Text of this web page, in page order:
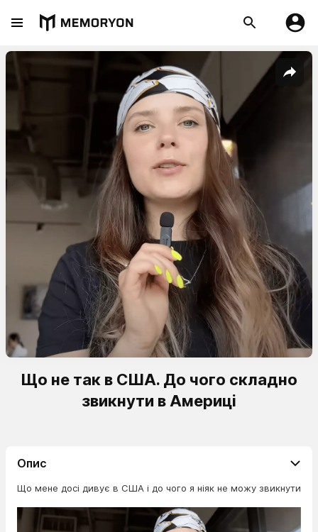
Що не так в США. До чого складно
звикнути в Америці
Опис
Що мене досі дивує в США і до чого я ніяк не можу звикнути